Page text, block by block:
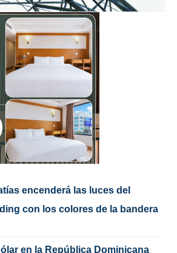
encenderá las luces del
con los colores de la bandera
en la República Dominicana